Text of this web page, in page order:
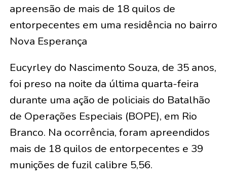
apreensão de mais de 18 quilos de
entorpecentes em uma residência no bairro
Nova Esperança
Eucyrley do Nascimento Souza, de 35 anos,
foi preso na noite da última quarta-feira
durante uma ação de policiais do Batalhão
de Operações Especiais (BOPE), em Rio
Branco. Na ocorrência, foram apreendidos
mais de 18 quilos de entorpecentes e 39
munições de fuzil calibre 5,56.